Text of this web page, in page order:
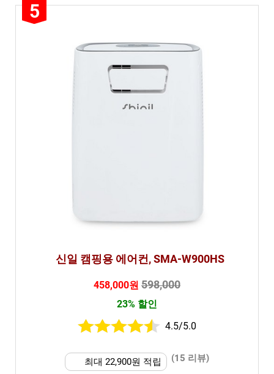
5
신일 캠핑용 에어컨, SMA-W900HS
458,000원 598,000
23% 할인
4.5/5.0
최대 22,900원 적립 (15 리뷰)